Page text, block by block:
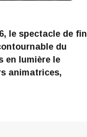
le spectacle de fin
du
en lumière le
animatrices,